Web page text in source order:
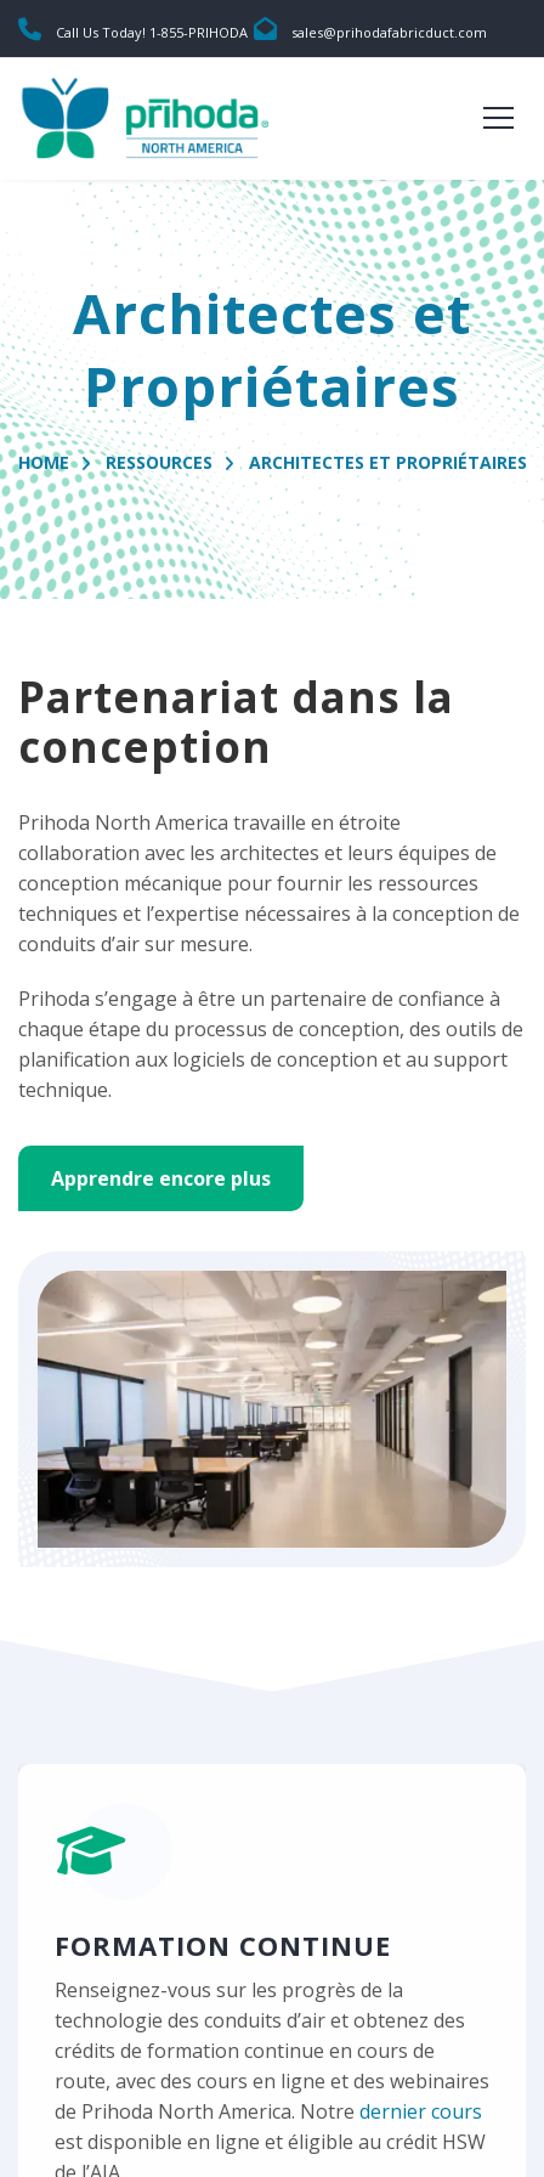
Call Us Today! 1-855-PRIHODA sales@prihodafabricduct.com
Architectes et
Propriétaires
HOME RESSOURCES ARCHITECTES ET PROPRIÉTAIRES
Partenariat dans la
conception
Prihoda North America travaille en étroite
collaboration avec les architectes et leurs équipes de
conception mécanique pour fournir les ressources
techniques et l’expertise nécessaires à la conception de
conduits d’air sur mesure.
Prihoda s’engage à être un partenaire de confiance à
chaque étape du processus de conception, des outils de
planification aux logiciels de conception et au support
technique.
Apprendre encore plus
FORMATION CONTINUE
Renseignez-vous sur les progrès de la
technologie des conduits d’air et obtenez des
crédits de formation continue en cours de
route, avec des cours en ligne et des webinaires
de Prihoda North America. Notre dernier cours
est disponible en ligne et éligible au crédit HSW